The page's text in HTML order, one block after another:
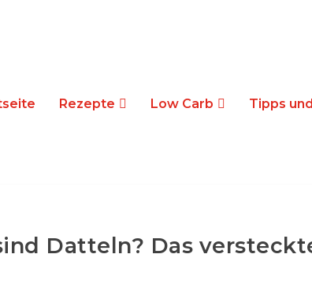
Rezepte Low Carb Tipps
Datteln? Das